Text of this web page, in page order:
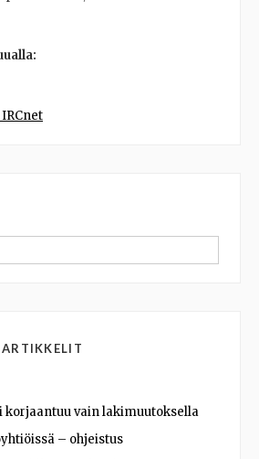
vain lakimuutoksella
– ohjeistus